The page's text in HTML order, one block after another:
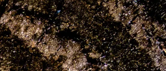
Search